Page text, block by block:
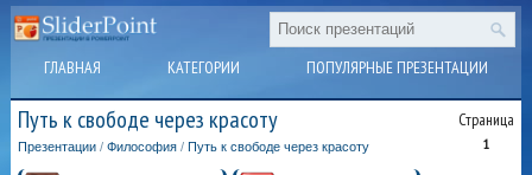
ГЛАВНАЯ КАТЕГОРИИ ПОПУЛЯРНЫЕ ПРЕЗЕНТАЦИИ
Путь к свободе через красоту Страница
1
Презентации /Философия / Путь к свободе через красоту